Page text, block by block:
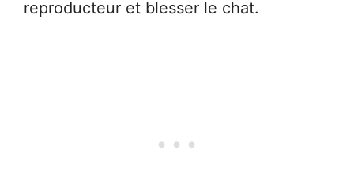
reproducteur et blesser le chat.